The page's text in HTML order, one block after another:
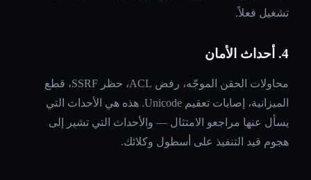
تشغيل فعلاً.
4. أحداث الأمان
محاولات الحقن الموجّه، رفض ACL، حظر SSRF، قطع
الميزانية، إصابات تعقيم Unicode. هذه هي الأحداث التي
يسأل عنها مراجعو الامتثال — والأحداث التي تشير إلى
هجوم قيد التنفيذ على أسطول وكلائك.